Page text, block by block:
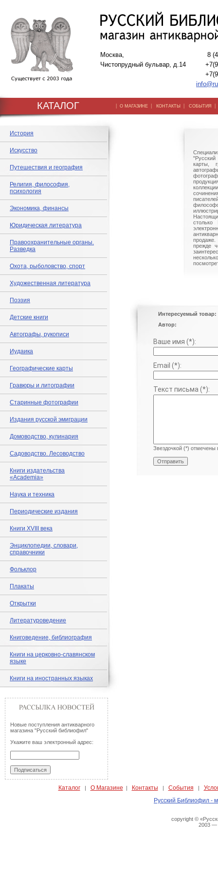
Москва,
Чистопрудный бульвар, д.14
8
КАТАЛОГ | О МАГАЗИНЕ | КОНТАКТЫ | СОБЫТИЯ
История
Искусство
Путешествия и география
Религия, философия,
психология
Экономика, финансы
Юридическая литература
Правоохранительные органы.
Разведка
Охота, рыболовство, спорт
Художественная литература
Поэзия
Детские книги
Автографы, рукописи
Иудаика
Географические карты
Гравюры и литографии
Старинные фотографии
Издания русской эмиграции
Домоводство, кулинария
Садоводство. Лесоводство
Книги издательства
«Academia»
Наука и техника
Периодические издания
Книги XVIII века
Энциклопедии, словари,
справочники
Фольклор
Плакаты
Открытки
Литературоведение
Книговедение, библиография
Книги на церковно-славянском
языке
Книги на иностранных языках
Новые поступления антикварного
магазина "Русский библиофил"
Укажите ваш электронный адрес:
"Русский
карты,
столько
прежде
Интересуемый товар:
Автор:
Ваше имя (*):
Email (*):
Текст письма (*):
Звездочкой (*) отмечены
Каталог| О Магазине | Контакты | События |
Русский Библиофил -
copyright ©
2003 —